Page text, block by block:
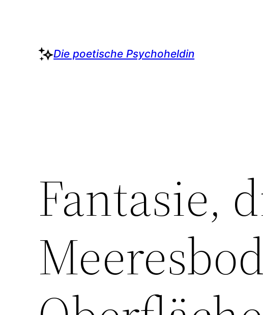
Die poetische Psychoheldin
Fantasie,